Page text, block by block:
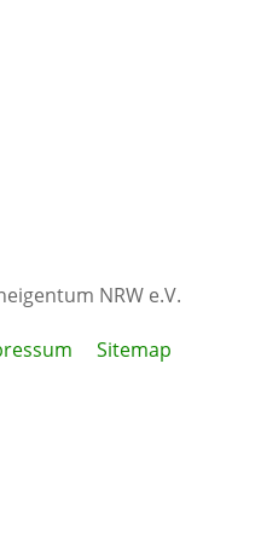
NRW e.V.
Sitemap